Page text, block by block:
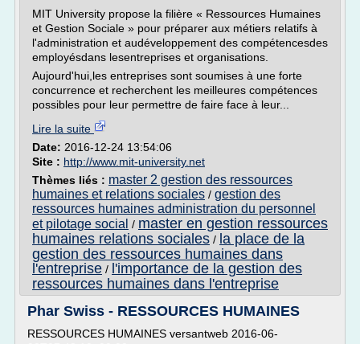
MIT University propose la filière « Ressources Humaines
et Gestion Sociale » pour préparer aux métiers relatifs à
l'administration et audéveloppement des compétencesdes
employésdans lesentreprises et organisations.
Aujourd'hui,les entreprises sont soumises à une forte
concurrence et recherchent les meilleures compétences
possibles pour leur permettre de faire face à leur...
Lire la suite
Date: 2016-12-24 13:54:06
Site : http://www.mit-university.net
Thèmes liés : master 2 gestion des ressources
humaines et relations sociales / gestion des
ressources humaines administration du personnel
et pilotage social / master en gestion ressources
humaines relations sociales / la place de la
gestion des ressources humaines dans
l'entreprise / l'importance de la gestion des
ressources humaines dans l'entreprise
Phar Swiss - RESSOURCES HUMAINES
RESSOURCES HUMAINES versantweb 2016-06-